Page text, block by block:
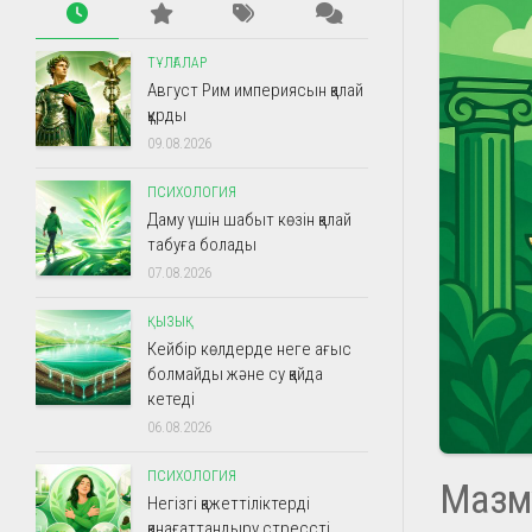
ТҰЛҒАЛАР
Август Рим империясын қалай
құрды
09.08.2026
ПСИХОЛОГИЯ
Даму үшін шабыт көзін қалай
табуға болады
07.08.2026
ҚЫЗЫҚ
Кейбір көлдерде неге ағыс
болмайды және су қайда
кетеді
06.08.2026
ПСИХОЛОГИЯ
Негізгі қажеттіліктерді